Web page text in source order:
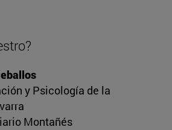
y Psicología de la
Montañés